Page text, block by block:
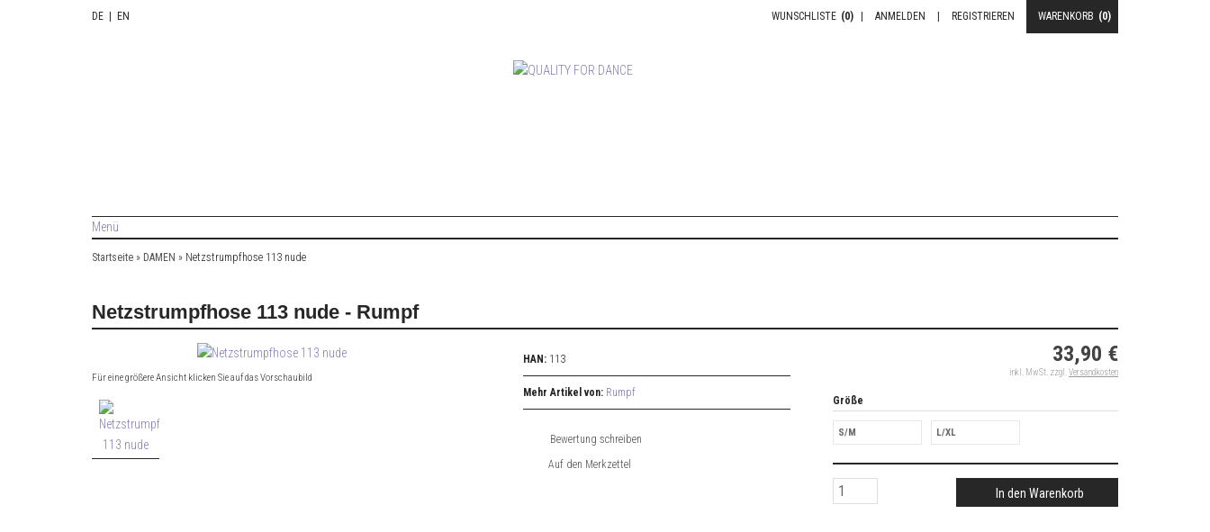
DE EN WARENKORB (0)
REGISTRIEREN
ANMELDEN
WUNSCHLISTE (0)
Menü
Startseite » DAMEN » Netzstrumpfhose 113 nude
Netzstrumpfhose 113 nude - Rumpf
Für eine größere Ansicht klicken Sie auf das Vorschaubild
HAN:113
Mehr Artikel von: Rumpf
Bewertung schreiben
33,90 €
inkl. MwSt. zzgl. Versandkosten
Größe
S/M L/XL
In den Warenkorb